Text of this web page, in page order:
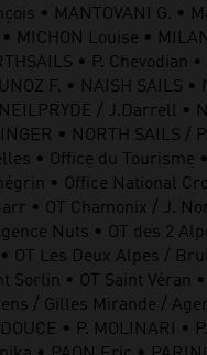
• MANTOVANI G. •
MICHON Louise •
• P. Chevodian •
F. • NAISH SAILS •
/ J.Darrell •
• NORTH SAILS /
• Office du Tourisme
• Office National
• OT Chamonix / J.
Nuts • OT des 2
OT Les Deux Alpes /
• OT Saint Véran
/ Gilles Mirande /
• P. MOLINARI •